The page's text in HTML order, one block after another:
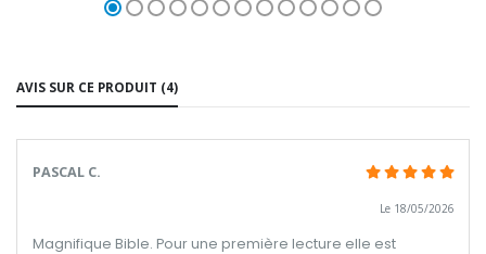
AVIS SUR CE PRODUIT (4)
PASCAL C.
Le 18/05/2026
Magnifique Bible. Pour une première lecture elle est